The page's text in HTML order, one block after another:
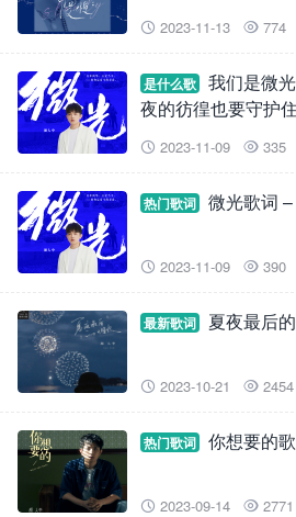
 2023-11-13  774
是什么歌
我们是微
夜的彷徨也要守护
 2023-11-09  335
热门歌词 微光歌词
 2023-11-09  390
最新歌词 夏夜最后
 2023-10-21  2454
热门歌词 你想要的
 2023-09-14  2771